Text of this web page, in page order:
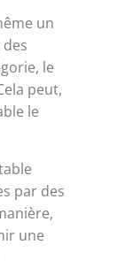
un
le
peut,
le
par des
une